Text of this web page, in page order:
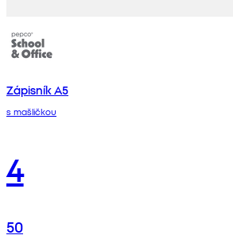
Zápisník A5
s mašličkou
4
50